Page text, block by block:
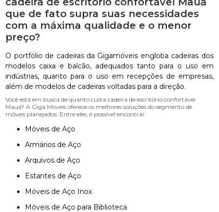
que de fato supra suas necessidades
com a máxima qualidade e o menor
preço?
O portfólio de cadeiras da Gigamóveis engloba cadeiras dos
modelos caixa e balcão, adequados tanto para o uso em
indústrias, quanto para o uso em recepções de empresas,
além de modelos de cadeiras voltadas para a direção.
Você está em busca de quanto custa cadeira de escritório confortável
Mauá? A Giga Moveis oferece os melhores soluções do segmento de
móveis planejados. Entre eles, é possível encontrar:
Móveis de Aço
Armários de Aço
Arquivos de Aço
Estantes de Aço
Móveis de Aço Inox
Móveis de Aço para Biblioteca